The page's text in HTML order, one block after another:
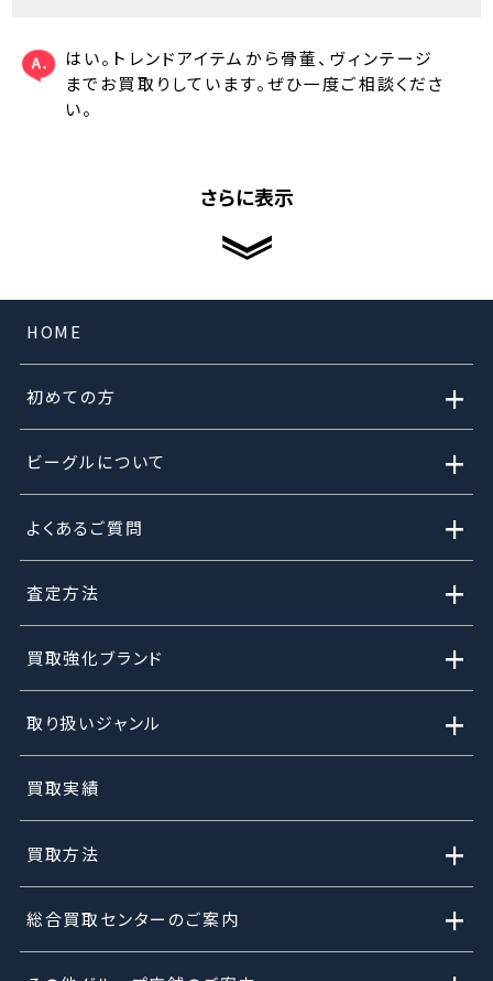
はい。トレンドアイテムから骨董、ヴィンテージ
までお買取りしています。ぜひ一度ご相談くださ
い。
さらに表示
HOME
初めての方 +
ビーグルについて +
よくあるご質問 +
査定方法 +
買取強化ブランド +
取り扱いジャンル +
買取実績
買取方法 +
総合買取センターのご案内 +